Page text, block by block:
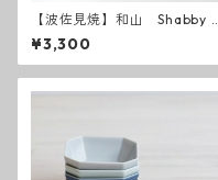
【波佐見焼】和山 Shabby c
hic style カレー皿
¥3,300